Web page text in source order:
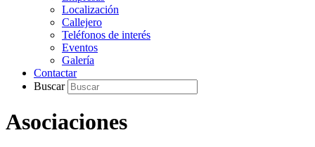
Localización
Callejero
Teléfonos de interés
Eventos
Galería
Contactar
Buscar
Asociaciones